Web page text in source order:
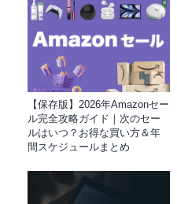
【保存版】2026年Amazonセー
ル完全攻略ガイド｜次のセー
ルはいつ？お得な買い方＆年
間スケジュールまとめ